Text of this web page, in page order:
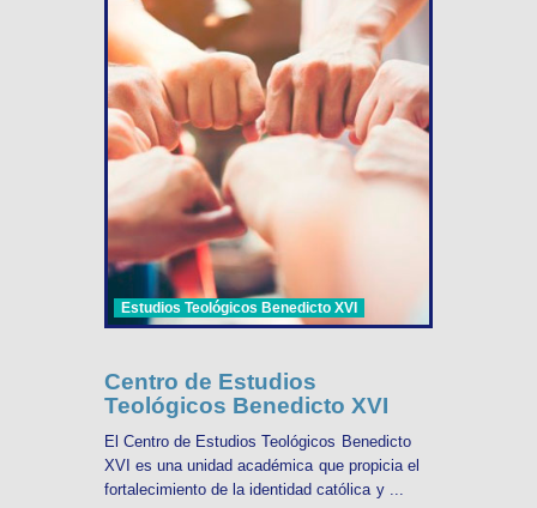
Estudios Teológicos Benedicto XVI
Centro de Estudios
Teológicos Benedicto XVI
El Centro de Estudios Teológicos Benedicto
XVI es una unidad académica que propicia el
fortalecimiento de la identidad católica y ...